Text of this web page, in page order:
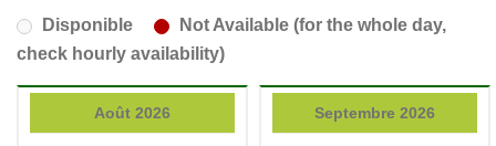
Disponible
Not Available (for the whole day,
check hourly availability)
Août 2026 Septembre 2026